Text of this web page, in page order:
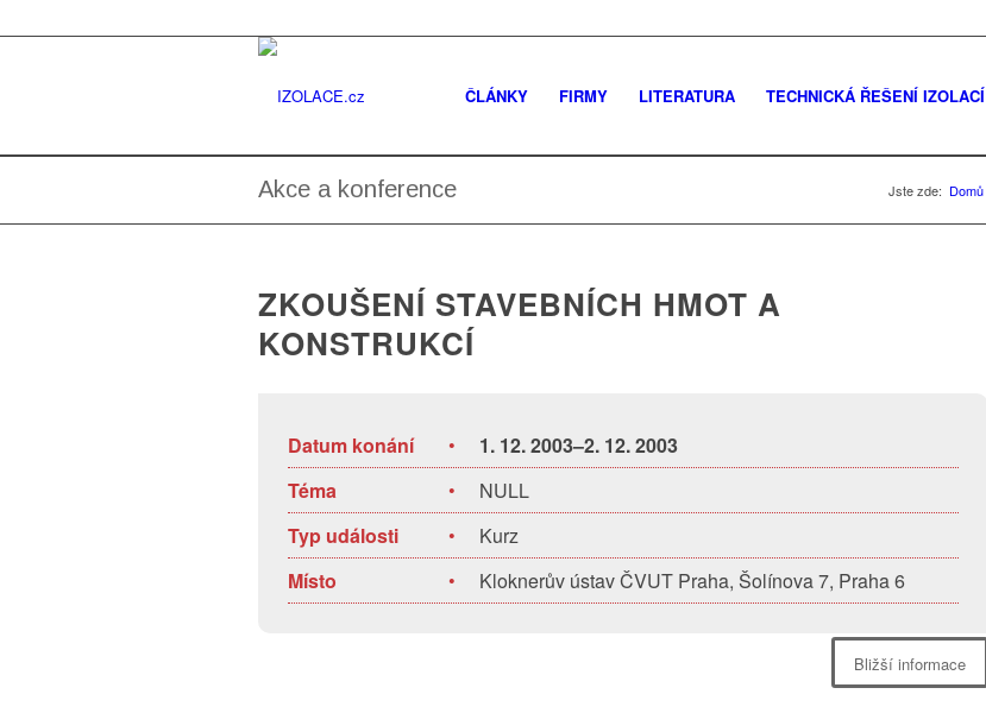
ČLÁNKY FIRMY LITERATURA TECHNICKÁ ŘEŠENÍ IZOLACÍ
Akce a konference Jste zde: Domů
ZKOUŠENÍ STAVEBNÍCH HMOT A
KONSTRUKCÍ
Datum konání •
1. 12. 2003–2. 12. 2003
Téma
•
NULL
Typ události
•
Kurz
Místo
• Kloknerův ústav ČVUT Praha, Šolínova 7, Praha 6
Bližší informace